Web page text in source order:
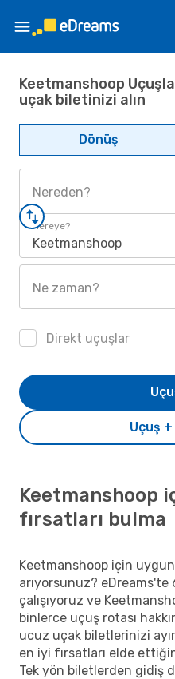
Keetmanshoop
uçak biletinizi alın
Dönüş
Nereden?
Nereye?
Keetmanshoop
Ne zaman?
Direkt uçuşlar
Uçuş
Keetmanshoop
fırsatları bulma
Keetmanshoop için
arıyorsunuz?
çalışıyoruz ve
binlerce uçuş rotası
ucuz uçak biletlerinizi
en iyi fırsatları elde
Tek yön biletlerden gidiş